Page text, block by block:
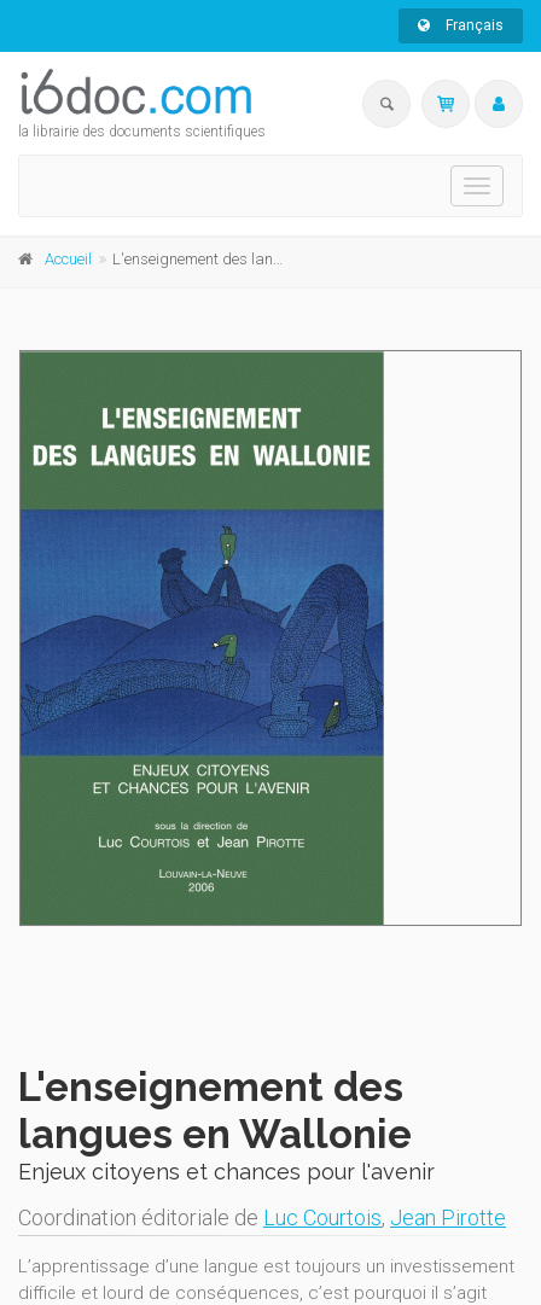
Français
la librairie des documents scientifiques
Toggle
Accueil L'enseignement des langues en Wallonie
L'enseignement des
langues en Wallonie
Enjeux citoyens et chances pour l'avenir
Coordination éditoriale de Luc Courtois, Jean Pirotte
L’apprentissage d’une langue est toujours un investissement
difficile et lourd de conséquences, c’est pourquoi il s’agit